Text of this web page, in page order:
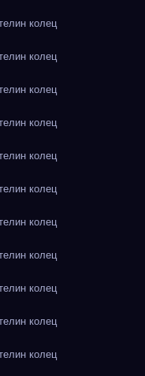
колец
колец
колец
колец
колец
колец
колец
колец
колец
колец
колец